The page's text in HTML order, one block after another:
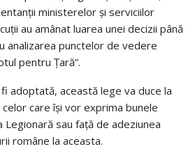
ministerelor şi serviciilor
au amânat luarea unei decizii până
analizarea punctelor de vedere
pentru Ţară”.
adoptată, această lege va duce la
care îşi vor exprima bunele
sau faţă de adeziunea
române la aceasta.